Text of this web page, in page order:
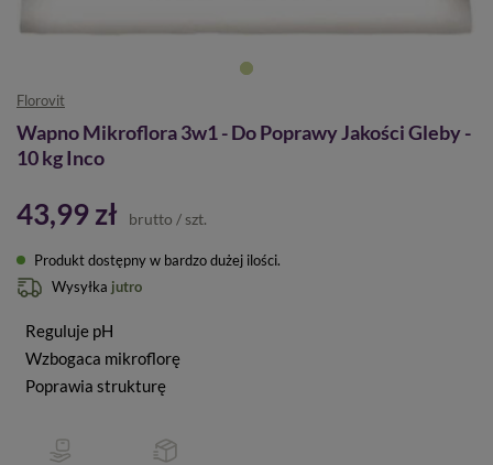
Florovit
Wapno Mikroflora 3w1 - Do Poprawy Jakości Gleby -
10 kg Inco
43,99 zł brutto / szt.
Produkt dostępny w bardzo dużej ilości
Wysyłka jutro
Reguluje pH
Wzbogaca mikroflorę
Poprawia strukturę